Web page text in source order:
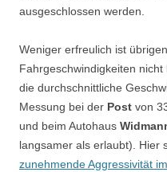
ausgeschlossen werden.
Weniger erfreulich ist
Fahrgeschwindigkeiten
die durchschnittliche
Messung bei der Post von
und beim Autohaus
langsamer als erlaubt). Hier
zunehmende Aggressivität